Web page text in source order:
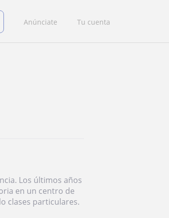
Anúnciate Tu cuenta
Los últimos años
en un centro de
clases particulares.